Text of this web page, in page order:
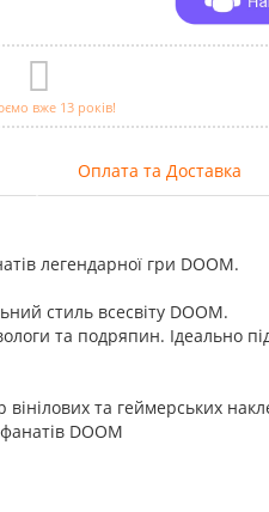
вже 13 років!
Оплата та Доставка
легендарної гри DOOM.
стиль всесвіту DOOM.
та подряпин. Ідеально
та геймерських
DOOM